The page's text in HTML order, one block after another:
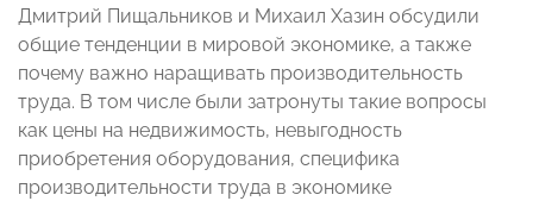
Дмитрий Пищальников и Михаил Хазин обсудили
общие тенденции в мировой экономике, а также
почему важно наращивать производительность
труда. В том числе были затронуты такие вопросы
как цены на недвижимость, невыгодность
приобретения оборудования, специфика
производительности труда в экономике